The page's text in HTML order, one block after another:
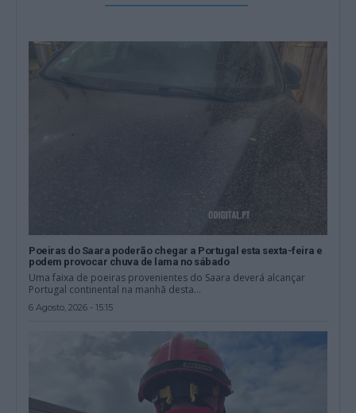
Poeiras do Saara poderão chegar a Portugal esta sexta-feira e
podem provocar chuva de lama no sábado
Uma faixa de poeiras provenientes do Saara deverá alcançar
Portugal continental na manhã desta...
6 Agosto, 2026 - 15:15